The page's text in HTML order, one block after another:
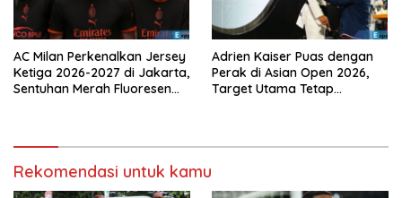
AC Milan Perkenalkan Jersey
Ketiga 2026-2027 di Jakarta,
Sentuhan Merah Fluoresen
Adrien Kaiser Puas dengan
Perak di Asian Open 2026,
Target Utama Tetap
Rekomendasi untuk kamu